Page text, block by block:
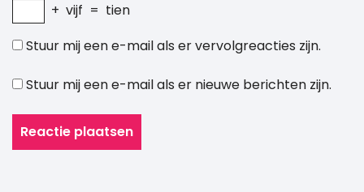
+ vijf = tien
Stuur mij een e-mail als er vervolgreacties zijn.
Stuur mij een e-mail als er nieuwe berichten zijn.